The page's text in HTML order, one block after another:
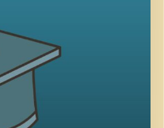
אבל מה שמעניין הוא שלא
העולם, מספיק חשש.
איך מעבר ימי יחסית קטן
על שרשראות אספקה,